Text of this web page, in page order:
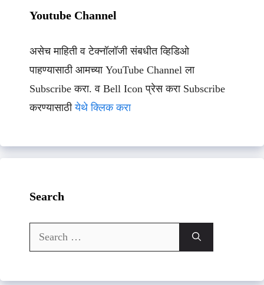
Youtube Channel
असेच माहिती व टेक्नॉलॉजी संबधीत व्हिडिओ
पाहण्यासाठी आमच्या YouTube Channel ला
Subscribe करा. व Bell Icon प्रेस करा Subscribe
करण्यासाठीयेथे क्लिक करा
Search
Search
for: